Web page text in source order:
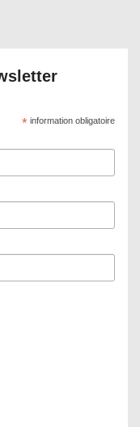
*information obligatoire